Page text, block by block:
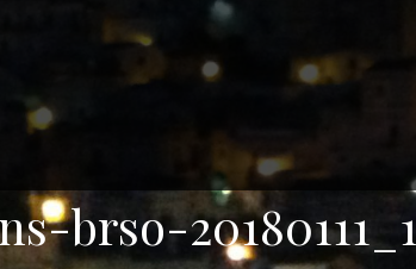
brso-20180111_1